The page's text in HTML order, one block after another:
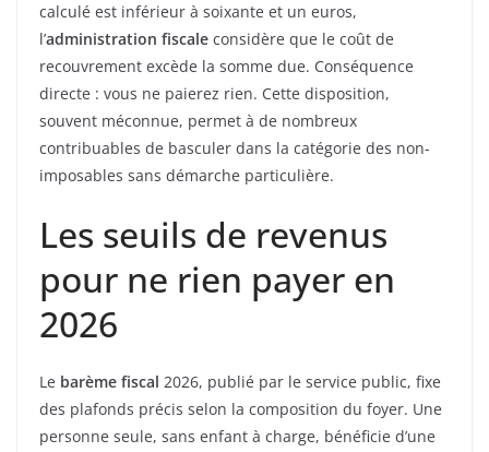
calculé est inférieur à soixante et un euros,
l’administration fiscale considère que le coût de
recouvrement excède la somme due. Conséquence
directe : vous ne paierez rien. Cette disposition,
souvent méconnue, permet à de nombreux
contribuables de basculer dans la catégorie des non-
imposables sans démarche particulière.
Les seuils de revenus
pour ne rien payer en
2026
Le barème fiscal 2026, publié par le service public, fixe
des plafonds précis selon la composition du foyer. Une
personne seule, sans enfant à charge, bénéficie d’une